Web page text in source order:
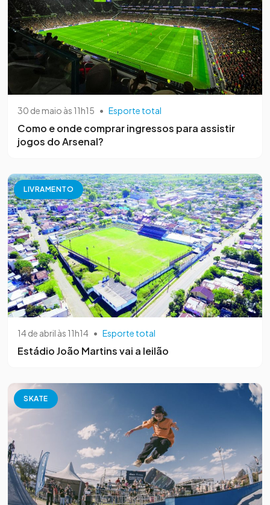
30 de maio às 11h15 • Esporte total
Como e onde comprar ingressos para assistir
jogos do Arsenal?
LIVRAMENTO
14 de abril às 11h14 • Esporte total
Estádio João Martins vai a leilão
SKATE